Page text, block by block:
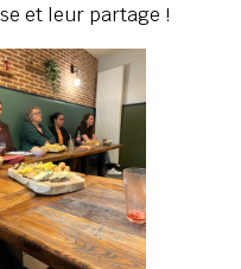
et leur partage !